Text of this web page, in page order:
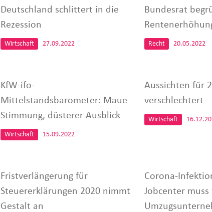
Deutschland schlittert in die
Rezession
Wirtschaft 27.09.2022
Bundesrat
Recht 20.05.2022
KfW-ifo-
Mittelstandsbarometer: Maue
Stimmung, düsterer Ausblick
Wirtschaft 15.09.2022
Aussichten für
verschlechtert
Wirtschaft
Fristverlängerung für
Steuererklärungen 2020 nimmt
Gestalt an
Corona-
Jobcenter